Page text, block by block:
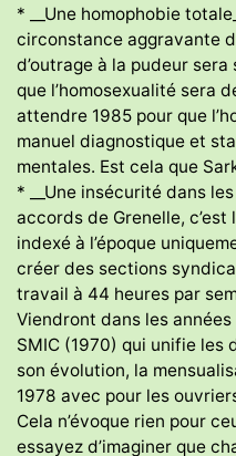
* __Une homophobie
circonstance aggravante
d’outrage à la pudeur
que l’homosexualité sera
attendre 1985 pour que
manuel diagnostique et
mentales. Est cela que
* __Une insécurité dans
accords de Grenelle, c’est
indexé à l’époque
créer des sections
travail à 44 heures par
Viendront dans les
SMIC (1970) qui unifie les
son évolution, la
1978 avec pour les
Cela n’évoque rien pour
essayez d’imaginer que